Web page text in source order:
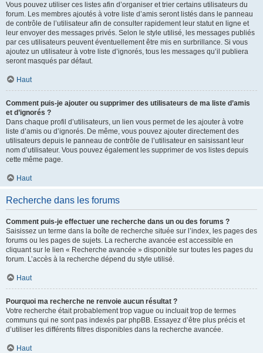
Vous pouvez utiliser ces listes afin d’organiser et trier certains utilisateurs du
forum. Les membres ajoutés à votre liste d’amis seront listés dans le panneau
de contrôle de l’utilisateur afin de consulter rapidement leur statut en ligne et
leur envoyer des messages privés. Selon le style utilisé, les messages publiés
par ces utilisateurs peuvent éventuellement être mis en surbrillance. Si vous
ajoutez un utilisateur à votre liste d’ignorés, tous les messages qu’il publiera
seront masqués par défaut.
Haut
Comment puis-je ajouter ou supprimer des utilisateurs de ma liste d’amis
et d’ignorés ?
Dans chaque profil d’utilisateurs, un lien vous permet de les ajouter à votre
liste d’amis ou d’ignorés. De même, vous pouvez ajouter directement des
utilisateurs depuis le panneau de contrôle de l’utilisateur en saisissant leur
nom d’utilisateur. Vous pouvez également les supprimer de vos listes depuis
cette même page.
Haut
Recherche dans les forums
Comment puis-je effectuer une recherche dans un ou des forums ?
Saisissez un terme dans la boîte de recherche située sur l’index, les pages des
forums ou les pages de sujets. La recherche avancée est accessible en
cliquant sur le lien « Recherche avancée » disponible sur toutes les pages du
forum. L’accès à la recherche dépend du style utilisé.
Haut
Pourquoi ma recherche ne renvoie aucun résultat ?
Votre recherche était probablement trop vague ou incluait trop de termes
communs qui ne sont pas indexés par phpBB. Essayez d’être plus précis et
d’utiliser les différents filtres disponibles dans la recherche avancée.
Haut